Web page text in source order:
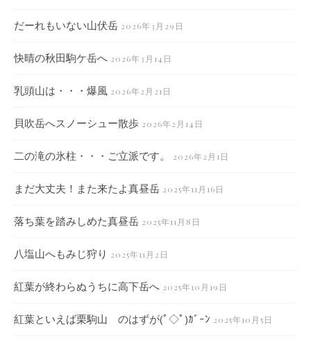
だーれもいない山伏岳 2026年3月29日
快晴の秋田駒ケ岳へ 2026年3月14日
乳頭山は・・・爆風 2026年2月21日
貝吹岳へスノーシュー散歩 2026年2月14日
二の滝の氷柱・・・ご立派です。 2026年2月1日
まだ大丈夫！また来たよ真昼岳 2025年11月16日
落ち葉を踏みしめた真昼岳 2025年11月8日
八塩山へもみじ狩り 2025年11月2日
紅葉が終わらぬうちに高下岳へ 2025年10月19日
紅葉といえば栗駒山 のはずが(ﾟ◇ﾟ)ｶﾞｰﾝ 2025年10月5日